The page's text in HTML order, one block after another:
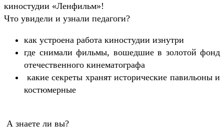
киностудии «Ленфильм»!
Что увидели и узнали педагоги?
как устроена работа киностудии изнутри
где снимали фильмы, вошедшие в золотой фонд
отечественного кинематографа
какие секреты хранят исторические павильоны и
костюмерные
А знаете ли вы?